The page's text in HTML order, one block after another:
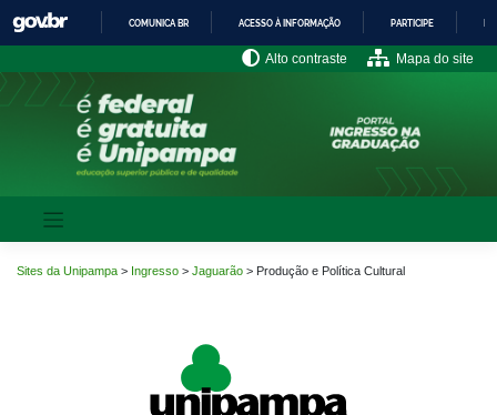
para
o
conteúdo
IR
PARA
COMUNICA BR ACESSO À INFORMAÇÃO PARTICIPE
Alto contraste Mapa do site
Sites da Unipampa > Ingresso > Jaguarão > Produção e Política Cultural